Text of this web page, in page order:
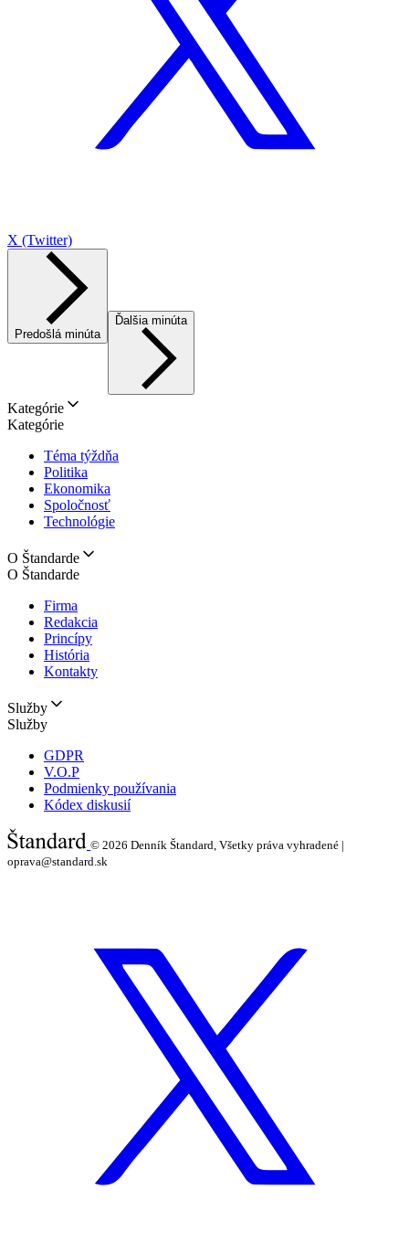
X (Twitter)
Predošlá minúta
Ďalšia minúta
Kategórie
Kategórie
Téma týždňa
Politika
Ekonomika
Spoločnosť
Technológie
O Štandarde
O Štandarde
Firma
Redakcia
Princípy
História
Kontakty
Služby
Služby
GDPR
V.O.P
Podmienky používania
Kódex diskusií
© 2026 Denník Štandard, Všetky práva vyhradené |
oprava@standard.sk